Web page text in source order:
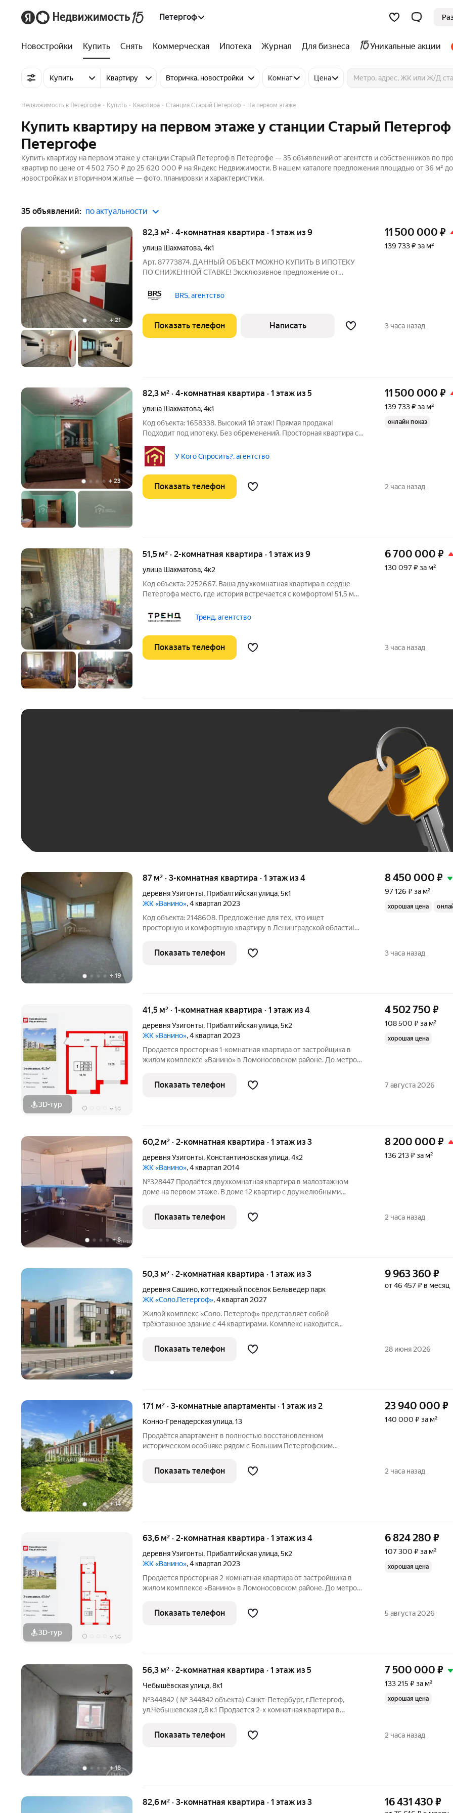
Петергоф
Новостройки Купить Снять Коммерческая Ипотека Журнал Для бизнеса Уникальные акции
Купить Квартиру Вторичка, новостройки Комнат Цена
Недвижимость в Петергофе Купить Квартира Станция Старый Петергоф На первом этаже
Купить квартиру на первом этаже у станции Старый Петергоф
Петергофе
Купить квартиру на первом этаже у станции Старый Петергоф в Петергофе — 35 объявлений от агентств и собственников по
квартир по цене от 4 502 750 ₽ до 25 620 000 ₽ на Яндекс Недвижимости. В нашем каталоге предложения площадью от 36 м² до
новостройках и вторичном жилье — фото, планировки и характеристики.
35 объявлений: по актуальности
+21
82,3 м² · 4-комнатная квартира · 1 этаж из 9
улица Шахматова,4к1
Арт. 87773874. ДАННЫЙ ОБЪЕКТ МОЖНО КУПИТЬ В ИПОТЕКУ
ПО СНИЖЕННОЙ СТАВКЕ! Эксклюзивное предложение от
(Идеальный вариант для Флипинга) Вид на две стороны во двор
BRS, агентство
11 500 000 ₽
139 733 ₽ за м²
Показать телефон Написать 3 часа назад
+ 23
82,3 м² · 4-комнатная квартира · 1 этаж из 5
улица Шахматова,4к1
Код объекта: 1658338. Высокий 1й этаж! Прямая продажа!
Подходит под ипотеку. Без обременений. Просторная квартира с
7.2 м.кв.. Кухня смотрится больше, так как переходит в большую
прихожую
У Кого Спросить?, агентство
11 500 000 ₽
139 733 ₽ за м²
онлайн показ
Показать телефон 2 часа назад
+ 1
51,5 м² · 2-комнатная квартира · 1 этаж из 9
улица Шахматова,4к2
Код объекта: 2252667. Ваша двухкомнатная квартира в сердце
Петергофа место, где история встречается с комфортом! 51,5 м
Тренд, агентство
6 700 000 ₽
130 097 ₽ за м²
Показать телефон 3 часа назад
+ 19
87 м² · 3-комнатная квартира · 1 этаж из 4
деревня Узигонты, Прибалтийская улица,5к1
ЖК «Ванино», 4 квартал 2023
Код объекта: 2148608. Предложение для тех, кто ищет
просторную и комфортную квартиру в Ленинградской области!
Узигонты, ЖК "Ванино". Квартира расположена на первом этаже
четырёхэтажного
8 450 000 ₽
97 126 ₽ за м²
хорошая цена
Показать телефон 3 часа назад
3D-тур + 14
41,5 м² · 1-комнатная квартира · 1 этаж из 4
деревня Узигонты, Прибалтийская улица,5к2
ЖК «Ванино», 4 квартал 2023
Продается просторная 1-комнатная квартира от застройщика в
жилом комплексе «Ванино» в Ломоносовском районе. До метро
классическая планировка. Общая площадь квартиры - 41.5 м,
высота потолка
4 502 750 ₽
108 500 ₽ за м²
хорошая цена
Показать телефон 7 августа 2026
+8
60,2 м² · 2-комнатная квартира · 1 этаж из 3
деревня Узигонты, Константиновская улица,4к2
ЖК «Ванино», 4 квартал 2014
№328447 Продаётся двухкомнатная квартира в малоэтажном
доме на первом этаже. В доме 12 квартир с дружелюбными
видео камеры. В подъезде есть общая кладовая для хранения. В
квартире две комнаты
8 200 000 ₽
136 213 ₽ за м²
Показать телефон 2 часа назад
50,3 м² · 2-комнатная квартира · 1 этаж из 3
деревня Сашино, коттеджный посёлок Бельведер парк
ЖК «Соло.Петергоф», 4 квартал 2027
Жилой комплекс «Соло. Петергоф» представляет собой
трёхэтажное здание с 44 квартирами. Комплекс находится
престижные частные дома. Благодаря близости к Петергофу и
удобным съездам на кольцевую
9 963 360 ₽
от 46 457 ₽ в месяц
Показать телефон 28 июня 2026
+14
171 м² · 3-комнатные апартаменты · 1 этаж из 2
Конно-Гренадерская улица,13
Продаётся апартамент в полностью восстановленном
историческом особняке рядом с Большим Петергофским
знаменитые парки в шаговой доступности. Если вы планируете
продажу своей квартиры работаем
23 940 000 ₽
140 000 ₽ за м²
Показать телефон 2 часа назад
3D-тур + 14
63,6 м² · 2-комнатная квартира · 1 этаж из 4
деревня Узигонты, Прибалтийская улица,5к2
ЖК «Ванино», 4 квартал 2023
Продается просторная 2-комнатная квартира от застройщика в
жилом комплексе «Ванино» в Ломоносовском районе. До метро
классическая планировка. Общая площадь квартиры - 63.6 м,
высота потолка
6 824 280 ₽
107 300 ₽ за м²
хорошая цена
Показать телефон 5 августа 2026
+18
56,3 м² · 2-комнатная квартира · 1 этаж из 5
Чебышёвская улица,8к1
№344842 ( № 344842 объекта) Санкт-Петербург, г.Петергоф,
ул.Чебышевская д.8 к.1 Продается 2-х комнатная квартира в
высоком бельэтажном этаже, что может привлечь внимание для
покупки для
7 500 000 ₽
133 215 ₽ за м²
хорошая цена
Показать телефон 2 часа назад
82,6 м² · 3-комнатная квартира · 1 этаж из 3 16 431 430 ₽